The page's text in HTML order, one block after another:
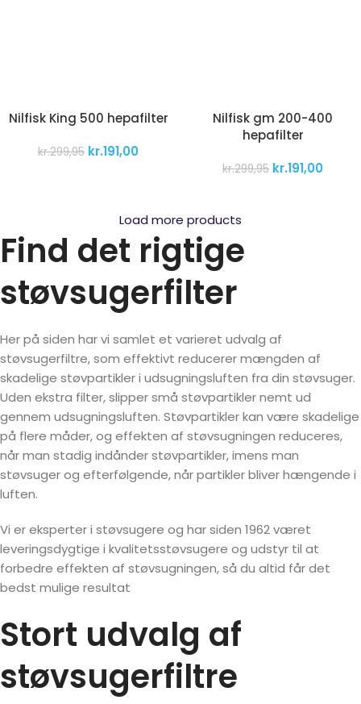
Nilfisk King 500 hepafilter
kr.299,95 kr.191,00
Nilfisk gm 200-400
hepafilter
kr.299,95 kr.191,00
Load more products
Find det rigtige
støvsugerfilter
Her på siden har vi samlet et varieret udvalg af
støvsugerfiltre, som effektivt reducerer mængden af
skadelige støvpartikler i udsugningsluften fra din støvsuger.
Uden ekstra filter, slipper små støvpartikler nemt ud
gennem udsugningsluften. Støvpartikler kan være skadelige
på flere måder, og effekten af støvsugningen reduceres,
når man stadig indånder støvpartikler, imens man
støvsuger og efterfølgende, når partikler bliver hængende i
luften.
Vi er eksperter i støvsugere og har siden 1962 været
leveringsdygtige i kvalitetsstøvsugere og udstyr til at
forbedre effekten af støvsugningen, så du altid får det
bedst mulige resultat
Stort udvalg af
støvsugerfiltre